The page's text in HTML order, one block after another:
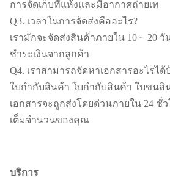
การจัดเก็บที่แห้งและมีอากาศถ่ายเท
Q3. เวลาในการจัดส่งคืออะไร?
เรามักจะจัดส่งสินค้าภายใน 10 ~ 20
ชำระเงินจากลูกค้า
Q4. เราสามารถจัดหาเอกสารอะไรได้
ใบกำกับสินค้า ใบกำกับสินค้า ใบขนสิ
เอกสารจะถูกส่งโดยด่วนภายใน 24 ชั่
เต็มจำนวนของคุณ
บริการ